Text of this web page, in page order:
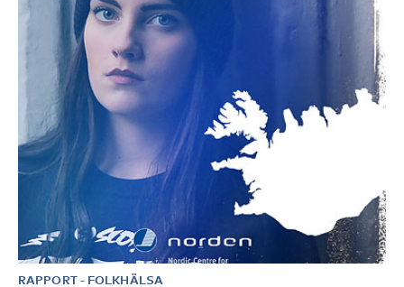
RAPPORT- FOLKHÄLSA